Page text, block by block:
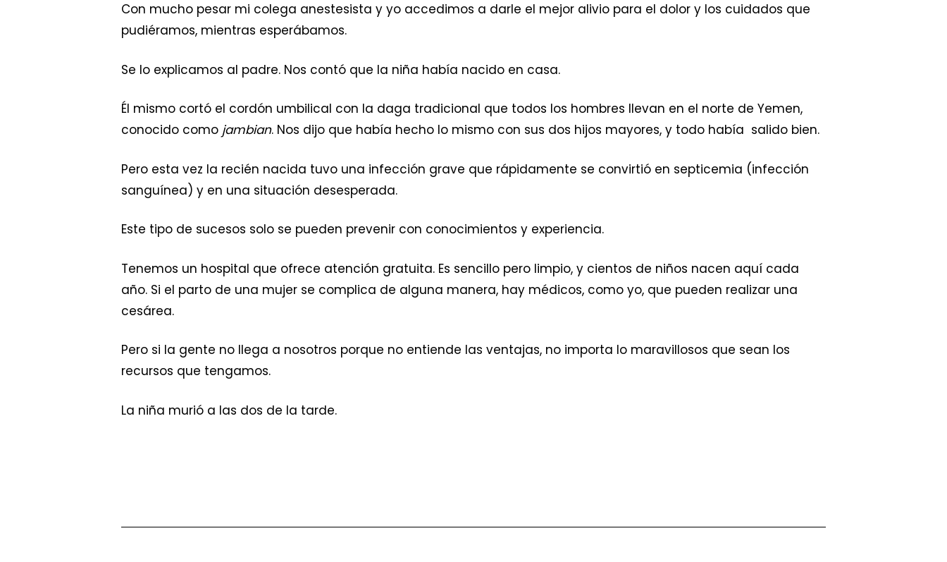
Con mucho pesar mi colega anestesista y yo accedimos a darle el mejor alivio para el dolor y los cuidados que
pudiéramos, mientras esperábamos.
Se lo explicamos al padre. Nos contó que la niña había nacido en casa.
Él mismo cortó el cordón umbilical con la daga tradicional que todos los hombres llevan en el norte de Yemen,
conocido como jambian. Nos dijo que había hecho lo mismo con sus dos hijos mayores, y todo había salido bien.
Pero esta vez la recién nacida tuvo una infección grave que rápidamente se convirtió en septicemia (infección
sanguínea) y en una situación desesperada.
Este tipo de sucesos solo se pueden prevenir con conocimientos y experiencia.
Tenemos un hospital que ofrece atención gratuita. Es sencillo pero limpio, y cientos de niños nacen aquí cada
año. Si el parto de una mujer se complica de alguna manera, hay médicos, como yo, que pueden realizar una
cesárea.
Pero si la gente no llega a nosotros porque no entiende las ventajas, no importa lo maravillosos que sean los
recursos que tengamos.
La niña murió a las dos de la tarde.